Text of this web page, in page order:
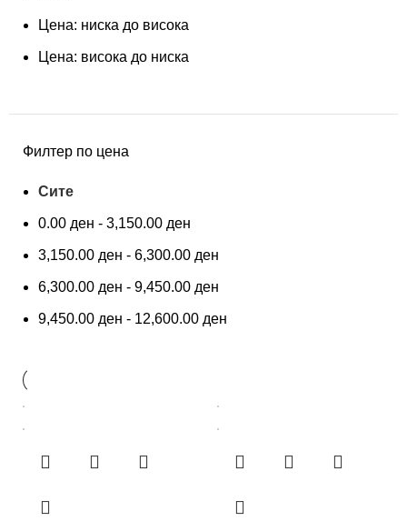
Цена: ниска до висока
Цена: висока до ниска
Филтер по цена
Сите
0.00 ден - 3,150.00 ден
3,150.00 ден - 6,300.00 ден
6,300.00 ден - 9,450.00 ден
9,450.00 ден - 12,600.00 ден